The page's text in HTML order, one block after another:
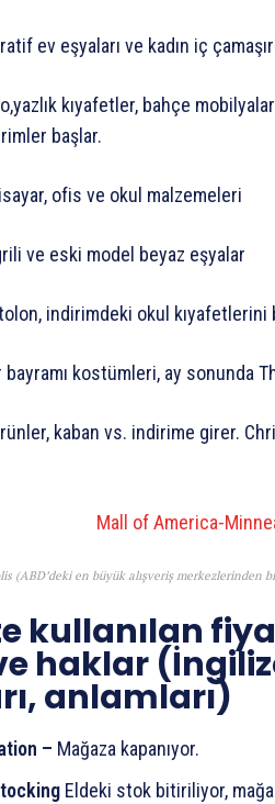
ev eşyaları ve kadın iç
kıyafetler, bahçe
başlar.
ofis ve okul malzemeleri
ve eski model beyaz eşyalar
indirimdeki okul kıyafetlerini
bayramı kostümleri, ay sonunda
kaban vs. indirime girer.
(ABD’deki en büyük alışveriş merkezlerinden
kullanılan
haklar
anlamları)
– Mağaza kapanıyor.
Eldeki stok bitiriliyor,